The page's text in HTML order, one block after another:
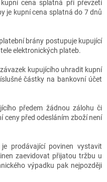
cena splatná při převzetí
je kupní cena splatná do 7 dnů
brány postupuje kupující
elektronických plateb.
kupujícího uhradit kupní
částky na bankovní účet
předem žádnou zálohu či
ceny před odesláním zboží není
prodávající povinen vystavit
zaevidovat přijatou tržbu u
výpadku pak nejpozději